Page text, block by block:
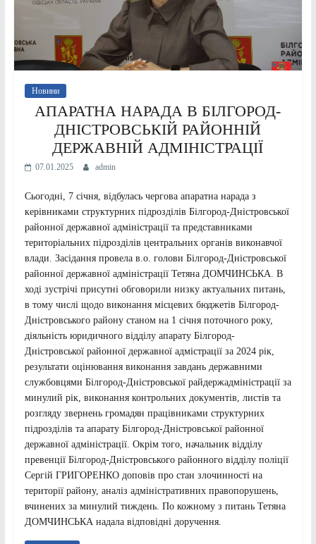
Новини
АПАРАТНА НАРАДА В БІЛГОРОД-
ДНІСТРОВСЬКІЙ РАЙОННІЙ
ДЕРЖАВНІЙ АДМІНІСТРАЦІЇ
07.01.2025 admin
Сьогодні, 7 січня, відбулась чергова апаратна нарада з
керівниками структурних підрозділів Білгород-Дністровської
районної державної адміністрації та представниками
територіальних підрозділів центральних органів виконавчої
влади. Засідання провела в.о. голови Білгород-Дністровської
районної державної адміністрації Тетяна ДОМЧИНСЬКА. В
ході зустрічі присутні обговорили низку актуальних питань,
в тому числі щодо виконання місцевих бюджетів Білгород-
Дністровського району станом на 1 січня поточного року,
діяльність юридичного відділу апарату Білгород-
Дністровської районної державної адмістрації за 2024 рік,
результати оцінювання виконання завдань державними
службовцями Білгород-Дністровської райдержадміністрації за
минулий рік, виконання контрольних документів, листів та
розгляду звернень громадян працівниками структурних
підрозділів та апарату Білгород-Дністровської районної
державної адміністрації. Окрім того, начальник відділу
превенції Білгород-Дністровського районного відділу поліції
Сергій ГРИГОРЕНКО доповів про стан злочинності на
території району, аналіз адміністративних правопорушень,
вчинених за минулий тиждень. По кожному з питань Тетяна
ДОМЧИНСЬКА надала відповідні доручення.